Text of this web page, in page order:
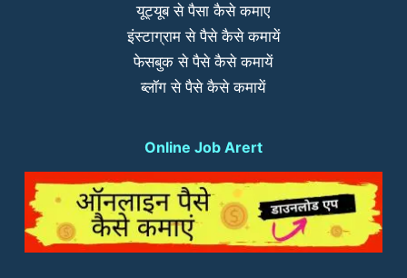
यूट्यूब से पैसा कैसे कमाए
इंस्टाग्राम से पैसे कैसे कमायें
फेसबुक से पैसे कैसे कमायें
ब्लॉग से पैसे कैसे कमायें
Online Job Arert